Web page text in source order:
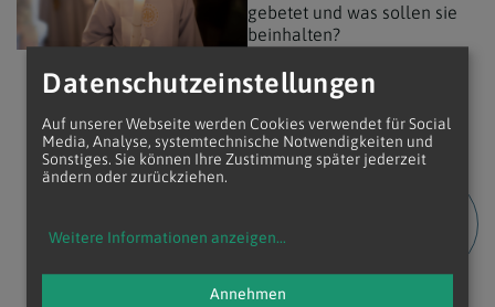
gebetet und was sollen sie
beinhalten?
Wir haben einige Beispiele
für Fürbitten zur
Erstkommunion
zusammengestellt.
Datenschutzeinstellungen
Auf unserer Webseite werden Cookies verwendet für Social
Media, Analyse, systemtechnische Notwendigkeiten und
Sonstiges. Sie können Ihre Zustimmung später jederzeit
ändern oder zurückziehen.
Weitere Informationen anzeigen...
Annehmen